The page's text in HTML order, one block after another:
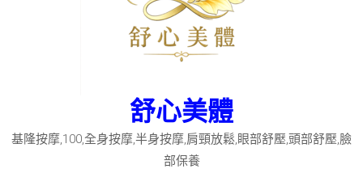
舒心美體
基隆按摩,100,全身按摩,半身按摩,肩頸放鬆,眼部舒壓,頭部舒壓,臉
部保養